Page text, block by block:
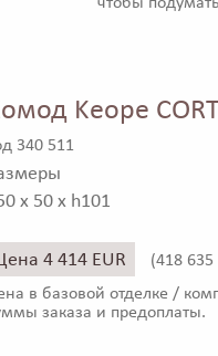
Keope
340 511
x 50 x h101
4 414 EUR (418 635
в базовой отделке /
заказа и предоплаты.